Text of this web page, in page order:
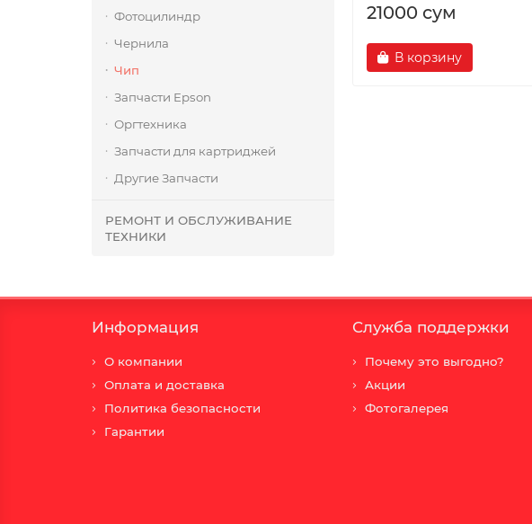
Фотоцилиндр
Чернила
Чип
Запчасти Epson
Оргтехника
Запчасти для картриджей
Другие Запчасти
РЕМОНТ И ОБСЛУЖИВАНИЕ
ТЕХНИКИ
21000 сум
В корзину
Информация
О компании
Оплата и доставка
Политика безопасности
Гарантии
Служба поддержки
Почему это выгодно?
Акции
Фотогалерея